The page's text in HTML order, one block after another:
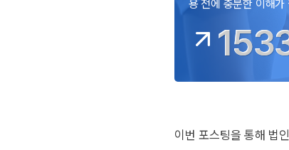
용 전에 충분한 이해가
이번 포스팅을 통해 법